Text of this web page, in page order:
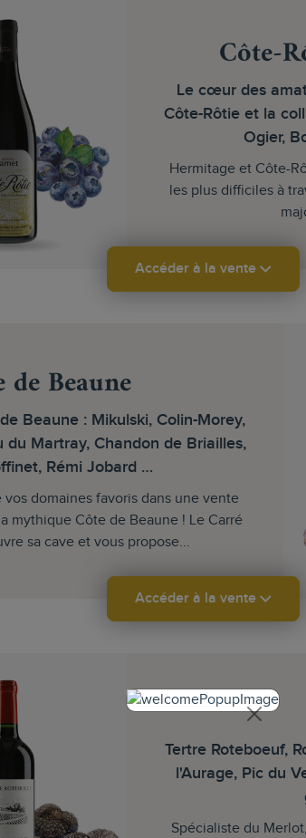
Côte-
Le cœur des
Côte-Rôtie et la
Ogier,
Hermitage et Côte-
les plus difficiles à
Accéder à la vente
de Beaune
Beaune : Mikulski, Colin-Morey,
du Martray, Chandon de Briailles,
Rémi Jobard …
domaines favoris dans une vente
mythique Côte de Beaune ! Le Carré
sa cave et vous propose...
Accéder à la vente
Tertre Roteboeuf,
l'Aurage, Pic du
Spécialiste du